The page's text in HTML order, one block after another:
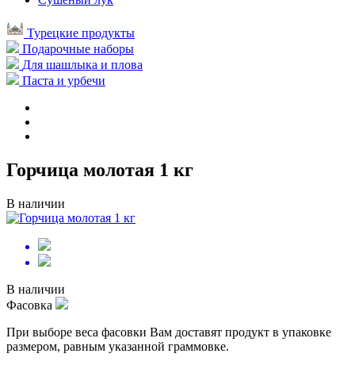
Турецкие продукты
Подарочные наборы
Для шашлыка и плова
Паста и урбечи
Горчица молотая 1 кг
В наличии
В наличии
Фасовка
При выборе веса фасовки Вам доставят продукт в упаковке
размером, равным указанной граммовке.